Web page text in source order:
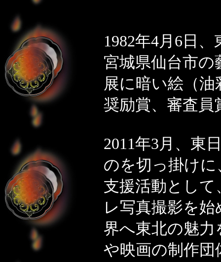
1982年4月6日
宮城県仙台市の
展に暗い絵（
奨励賞、審査員
2011年3月、東
のを切っ掛け
支援活動とし
レ写真撮影を
界へ東北の魅
や映画の制作団